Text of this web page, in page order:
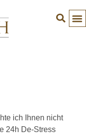
ich Ihnen nicht
24h De-Stress